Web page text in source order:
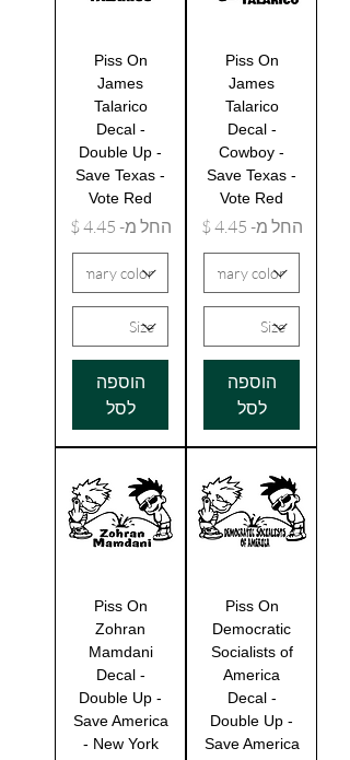
Piss On
James
Talarico
Decal -
Cowboy -
Save Texas -
Vote Red
החל מ-
מחיר מבצע
הוספה
לסל
Piss On
James
Talarico
Decal -
Double Up -
Save Texas -
Vote Red
החל מ-
מחיר מבצע
הוספה
לסל
Piss On
Democratic
Socialists of
America
Decal -
Double Up -
Save America
Piss On
Zohran
Mamdani
Decal -
Double Up -
Save America
- New York